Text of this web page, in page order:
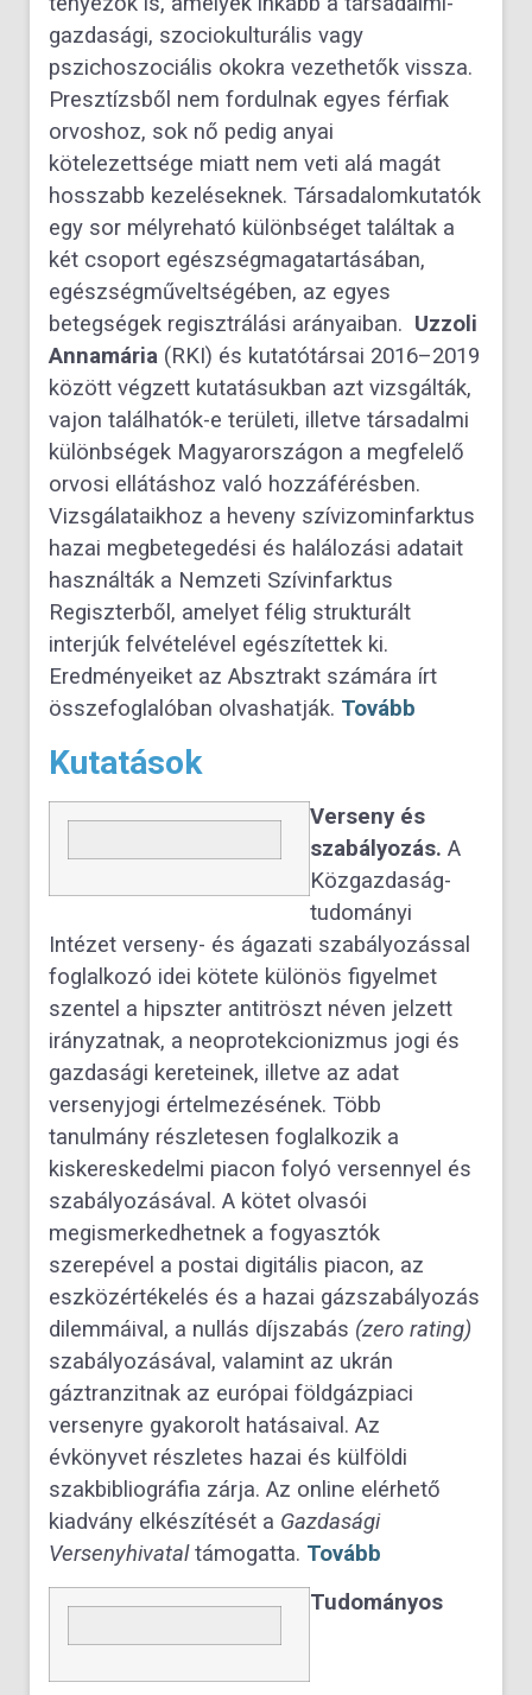
gazdasági, szociokulturális vagy
pszichoszociális okokra vezethetők vissza.
Presztízsből nem fordulnak egyes férfiak
orvoshoz, sok nő pedig anyai
kötelezettsége miatt nem veti alá magát
hosszabb kezeléseknek. Társadalomkutatók
egy sor mélyreható különbséget találtak a
két csoport egészségmagatartásában,
egészségműveltségében, az egyes
betegségek regisztrálási arányaiban. Uzzoli
Annamária (RKI) és kutatótársai 2016–2019
között végzett kutatásukban azt vizsgálták,
vajon találhatók-e területi, illetve társadalmi
különbségek Magyarországon a megfelelő
orvosi ellátáshoz való hozzáférésben.
Vizsgálataikhoz a heveny szívizominfarktus
hazai megbetegedési és halálozási adatait
használták a Nemzeti Szívinfarktus
Regiszterből, amelyet félig strukturált
interjúk felvételével egészítettek ki.
Eredményeiket az Absztrakt számára írt
összefoglalóban olvashatják. Tovább
Kutatások
Verseny és
szabályozás. A
Közgazdaság-
tudományi
Intézet verseny- és ágazati szabályozással
foglalkozó idei kötete különös figyelmet
szentel a hipszter antitröszt néven jelzett
irányzatnak, a neoprotekcionizmus jogi és
gazdasági kereteinek, illetve az adat
versenyjogi értelmezésének. Több
tanulmány részletesen foglalkozik a
kiskereskedelmi piacon folyó versennyel és
szabályozásával. A kötet olvasói
megismerkedhetnek a fogyasztók
szerepével a postai digitális piacon, az
eszközértékelés és a hazai gázszabályozás
dilemmáival, a nullás díjszabás (zero rating)
szabályozásával, valamint az ukrán
gáztranzitnak az európai földgázpiaci
versenyre gyakorolt hatásaival. Az
évkönyvet részletes hazai és külföldi
szakbibliográfia zárja. Az online elérhető
kiadvány elkészítését a Gazdasági
Versenyhivataltámogatta. Tovább
Tudományos